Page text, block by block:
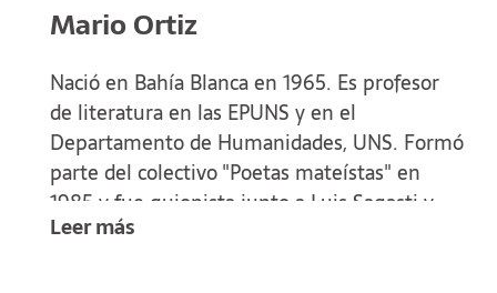
Mario Ortiz
Nació en Bahía Blanca en 1965. Es profesor
de literatura en las EPUNS y en el
Departamento de Humanidades, UNS. Formó
parte del colectivo "Poetas mateístas" en
1985 y fue guionista junto a Luis Sagasti y
Miguel Martos del programa radial
Leer más